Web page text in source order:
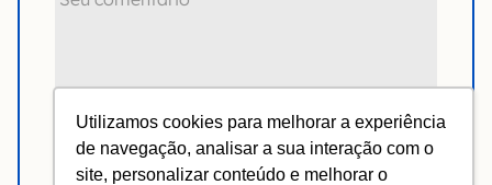
Utilizamos cookies para melhorar a experiência
de navegação, analisar a sua interação com o
site, personalizar conteúdo e melhorar o
Notifique-me de novas respostas via e-mail.